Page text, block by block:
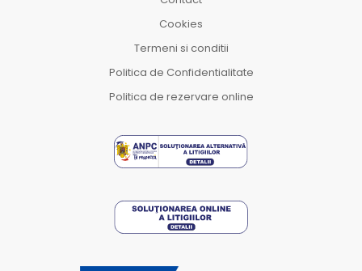
Cookies
Termeni si conditii
Politica de Confidentialitate
Politica de rezervare online